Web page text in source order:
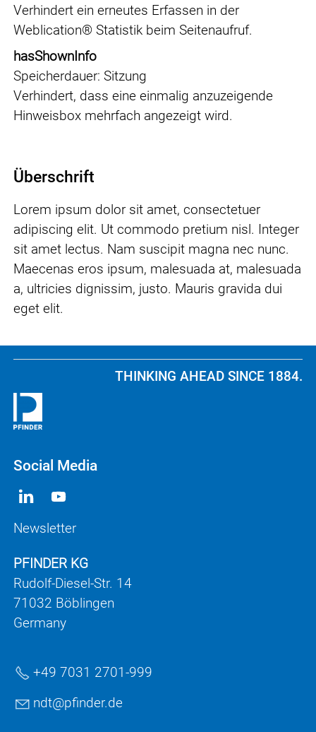
Verhindert ein erneutes Erfassen in der
Weblication® Statistik beim Seitenaufruf.
hasShownInfo
Speicherdauer Sitzung
Verhindert, dass eine einmalig anzuzeigende
Hinweisbox mehrfach angezeigt wird.
Überschrift
Lorem ipsum dolor sit amet, consectetuer
adipiscing elit. Ut commodo pretium nisl. Integer
sit amet lectus. Nam suscipit magna nec nunc.
Maecenas eros ipsum, malesuada at, malesuada
a, ultricies dignissim, justo. Mauris gravida dui
eget elit.
THINKING AHEAD SINCE 1884.
Social Media
Newsletter
PFINDER KG
Rudolf-Diesel-Str. 14
71032 Böblingen
Germany
+49 7031 2701-999
ndt
pfnd r d